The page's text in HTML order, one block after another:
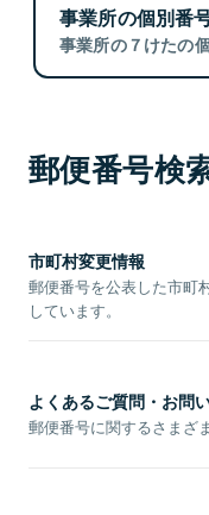
事業所の個別番
事業所の７けたの
郵便番号検
市町村変更情報
郵便番号を公表した市町
しています。
よくあるご質問・お問
郵便番号に関するさまざ